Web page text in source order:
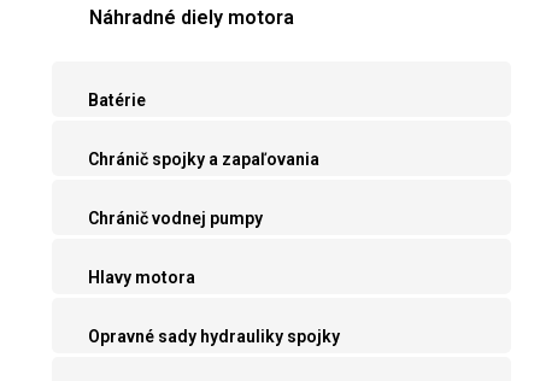
Náhradné diely motora
Batérie
Chránič spojky a zapaľovania
Chránič vodnej pumpy
Hlavy motora
Opravné sady hydrauliky spojky